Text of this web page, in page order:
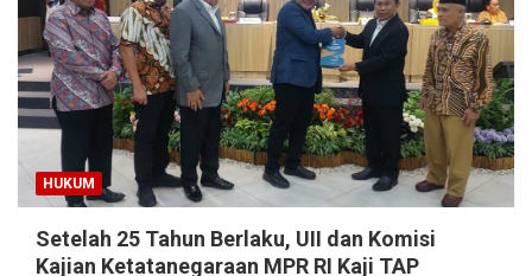
HUKUM
Setelah 25 Tahun Berlaku, UII dan Komisi
Kajian Ketatanegaraan MPR RI Kaji TAP